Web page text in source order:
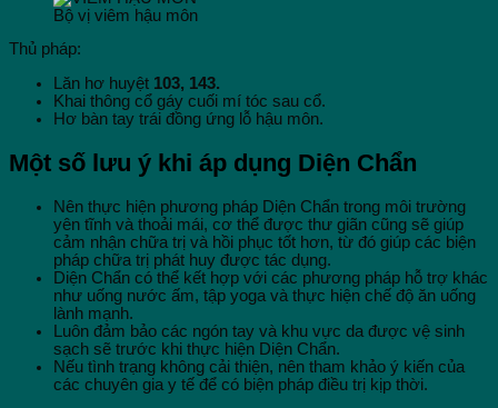
Bộ vị viêm hậu môn
Thủ pháp:
Lăn hơ huyệt 103, 143.
Khai thông cổ gáy cuối mí tóc sau cổ.
Hơ bàn tay trái đồng ứng lỗ hậu môn.
Một số lưu ý khi áp dụng Diện Chẩn
Nên thực hiện phương pháp Diện Chẩn trong môi trường
yên tĩnh và thoải mái, cơ thể được thư giãn cũng sẽ giúp
cảm nhận chữa trị và hồi phục tốt hơn, từ đó giúp các biện
pháp chữa trị phát huy được tác dụng.
Diện Chẩn có thể kết hợp với các phương pháp hỗ trợ khác
như uống nước ấm, tập yoga và thực hiện chế độ ăn uống
lành mạnh.
Luôn đảm bảo các ngón tay và khu vực da được vệ sinh
sạch sẽ trước khi thực hiện Diện Chẩn.
Nếu tình trạng không cải thiện, nên tham khảo ý kiến của
các chuyên gia y tế để có biện pháp điều trị kịp thời.